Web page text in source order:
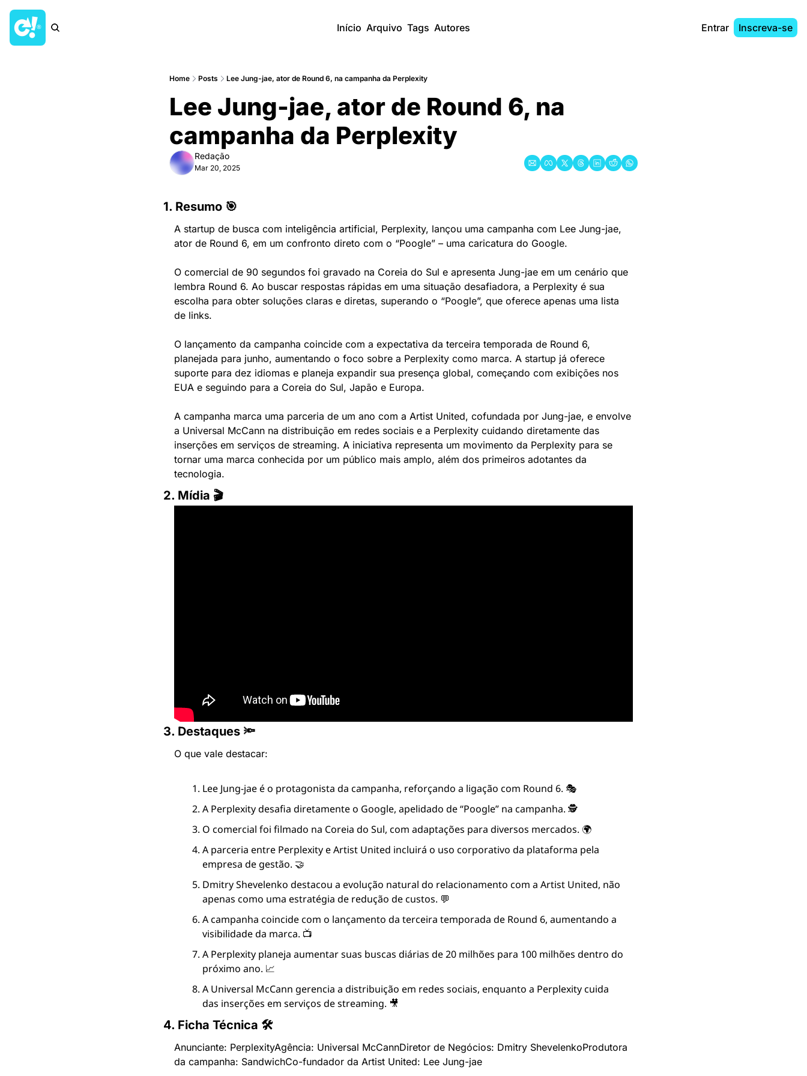
Início Arquivo Tags Autores Entrar Inscreva-se
Home Posts Lee Jung-jae, ator de Round 6, na campanha da Perplexity
Lee Jung-jae, ator de Round 6, na
campanha da Perplexity
Redação
Mar 20, 2025
1. Resumo 🎯
A startup de busca com inteligência artificial, Perplexity, lançou uma campanha com Lee Jung-jae,
ator de Round 6, em um confronto direto com o “Poogle” – uma caricatura do Google.
O comercial de 90 segundos foi gravado na Coreia do Sul e apresenta Jung-jae em um cenário que
lembra Round 6. Ao buscar respostas rápidas em uma situação desafiadora, a Perplexity é sua
escolha para obter soluções claras e diretas, superando o “Poogle”, que oferece apenas uma lista
de links.
O lançamento da campanha coincide com a expectativa da terceira temporada de Round 6,
planejada para junho, aumentando o foco sobre a Perplexity como marca. A startup já oferece
suporte para dez idiomas e planeja expandir sua presença global, começando com exibições nos
EUA e seguindo para a Coreia do Sul, Japão e Europa.
A campanha marca uma parceria de um ano com a Artist United, cofundada por Jung-jae, e envolve
a Universal McCann na distribuição em redes sociais e a Perplexity cuidando diretamente das
inserções em serviços de streaming. A iniciativa representa um movimento da Perplexity para se
tornar uma marca conhecida por um público mais amplo, além dos primeiros adotantes da
tecnologia.
2. Mídia 🎬
3. Destaques 🔦
O que vale destacar:
Lee Jung-jae é o protagonista da campanha, reforçando a ligação com Round 6. 🎭
A Perplexity desafia diretamente o Google, apelidado de “Poogle” na campanha. 🕵️
O comercial foi filmado na Coreia do Sul, com adaptações para diversos mercados. 🌍
A parceria entre Perplexity e Artist United incluirá o uso corporativo da plataforma pela
empresa de gestão. 🤝
Dmitry Shevelenko destacou a evolução natural do relacionamento com a Artist United, não
apenas como uma estratégia de redução de custos. 💬
A campanha coincide com o lançamento da terceira temporada de Round 6, aumentando a
visibilidade da marca. 📺
A Perplexity planeja aumentar suas buscas diárias de 20 milhões para 100 milhões dentro do
próximo ano. 📈
A Universal McCann gerencia a distribuição em redes sociais, enquanto a Perplexity cuida
das inserções em serviços de streaming. 🎥
4. Ficha Técnica 🛠
Anunciante: PerplexityAgência: Universal McCannDiretor de Negócios: Dmitry ShevelenkoProdutora
da campanha: SandwichCo-fundador da Artist United: Lee Jung-jae